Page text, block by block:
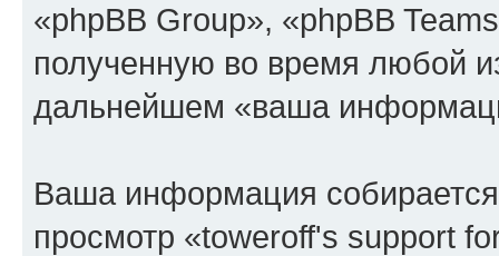
«phpBB Group», «phpBB
полученную во время любой
дальнейшем «ваша
Ваша информация
просмотр «toweroff's support